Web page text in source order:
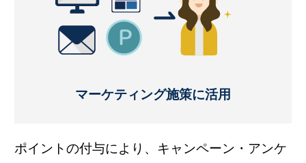
マーケティング施策に活用
ポイントの付与により、キャンペーン・アンケ